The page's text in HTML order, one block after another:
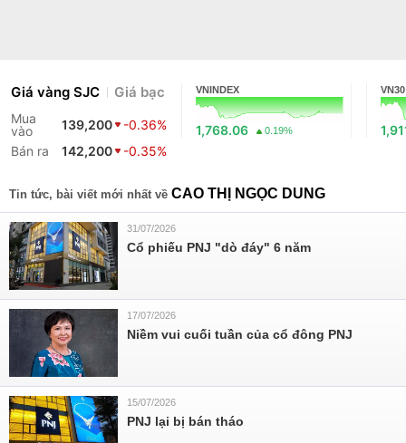
Giá vàng SJC Giá bạc
Mua
vào
139,200
-0.36%
Bán ra
142,200 -0.35%
VNINDEX
1,768.06 0.19%
VN30
Tin tức, bài viết mới nhất về CAO THỊ NGỌC DUNG
31/07/2026
Cổ phiếu PNJ "dò đáy" 6 năm
17/07/2026
Niềm vui cuối tuần của cổ đông PNJ
15/07/2026
PNJ lại bị bán tháo